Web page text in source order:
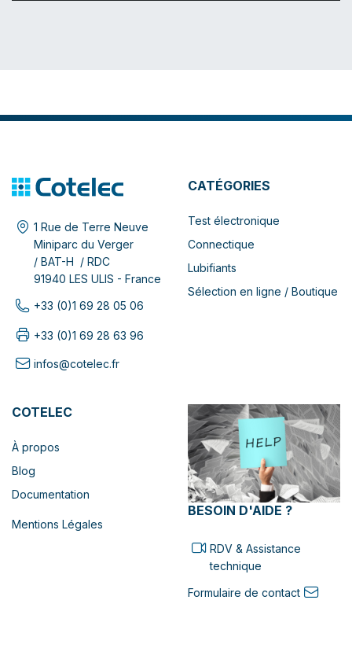
1 Rue de Terre Neuve
Miniparc du Verger
/ BAT-H / RDC
91940 LES ULIS - France
+33 (0)1 69 28 05 06
+33 (0)1 69 28 63 96
infos@cotelec.fr
CATÉGORIES
Test électronique
Connectique
Lubifiants
Sélection en ligne / Boutique
COTELEC
À propos
Blog
Documentation
Mentions Légales
BESOIN D'AIDE ?
RDV & Assistance
technique
Formulaire de contact